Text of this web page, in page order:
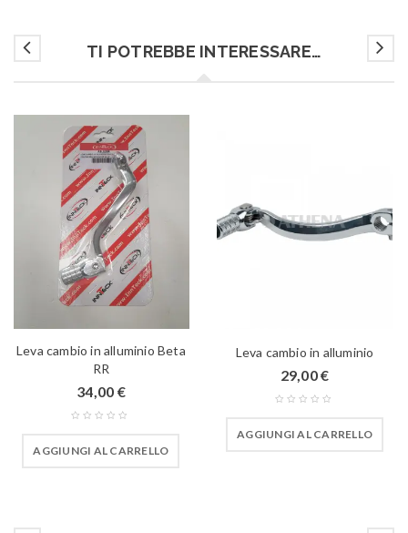
TI POTREBBE INTERESSARE…
Leva cambio in alluminio Beta
RR
34,00 €
AGGIUNGI AL CARRELLO
Leva cambio in alluminio
29,00€
AGGIUNGI AL CARRELLO